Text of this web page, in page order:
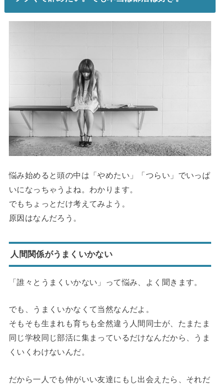
悩み始めると頭の中は「やめたい」「つらい」でいっぱ
いになっちゃうよね。わかります。
でもちょっとだけ考えてみよう。
原因はなんだろう。
人間関係がうまくいかない
「誰々とうまくいかない」って悩み、よく聞きます。
でも、うまくいかなくて当然なんだよ。
そもそも生まれも育ちも全然違う人間同士が、たまたま
同じ学校同じ部活に集まっているだけなんだから、うま
くいくわけないんだ。
だから一人でも仲がいい友達にもし出会えたら、それだ